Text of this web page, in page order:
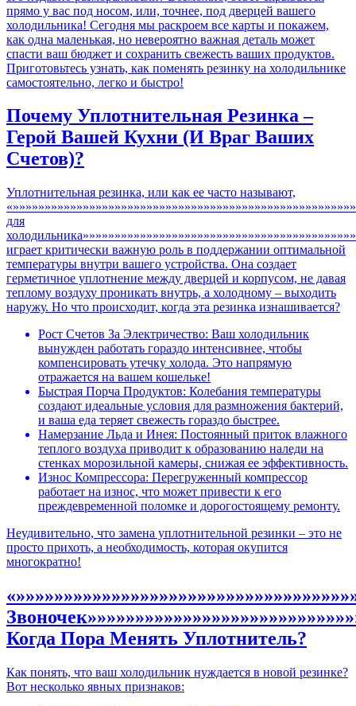
прямо у вас под носом, или, точнее, под дверцей вашего
холодильника! Сегодня мы раскроем все карты и покажем,
как одна маленькая, но невероятно важная деталь может
спасти ваш бюджет и сохранить свежесть ваших продуктов.
Приготовьтесь узнать, как поменять резинку на холодильнике
самостоятельно, легко и быстро!
Почему Уплотнительная Резинка –
Герой Вашей Кухни (И Враг Ваших
Счетов)?
Уплотнительная резинка, или как ее часто называют,
для
играет критически важную роль в поддержании оптимальной
температуры внутри вашего устройства. Она создает
герметичное уплотнение между дверцей и корпусом, не давая
теплому воздуху проникать внутрь, а холодному – выходить
наружу. Но что происходит, когда эта резинка изнашивается?
Рост Счетов За Электричество: Ваш холодильник
вынужден работать гораздо интенсивнее, чтобы
компенсировать утечку холода. Это напрямую
отражается на вашем кошельке!
Быстрая Порча Продуктов: Колебания температуры
создают идеальные условия для размножения бактерий,
и ваша еда теряет свежесть гораздо быстрее.
Намерзание Льда и Инея: Постоянный приток влажного
теплого воздуха приводит к образованию наледи на
стенках морозильной камеры, снижая ее эффективность.
Износ Компрессора: Перегруженный компрессор
работает на износ, что может привести к его
преждевременной поломке и дорогостоящему ремонту.
Неудивительно, что замена уплотнительной резинки – это не
просто прихоть, а необходимость, которая окупится
многократно!
Когда Пора Менять Уплотнитель?
Как понять, что ваш холодильник нуждается в новой резинке?
Вот несколько явных признаков: